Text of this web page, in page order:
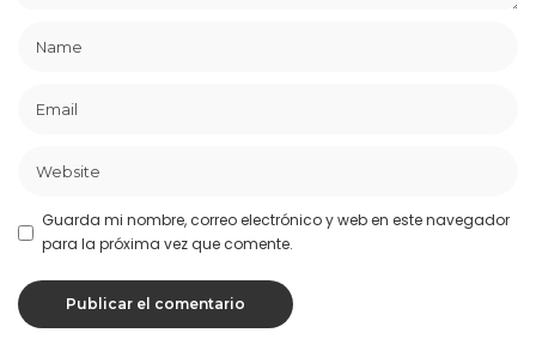
Guarda mi nombre, correo electrónico y web en este navegador
para la próxima vez que comente.